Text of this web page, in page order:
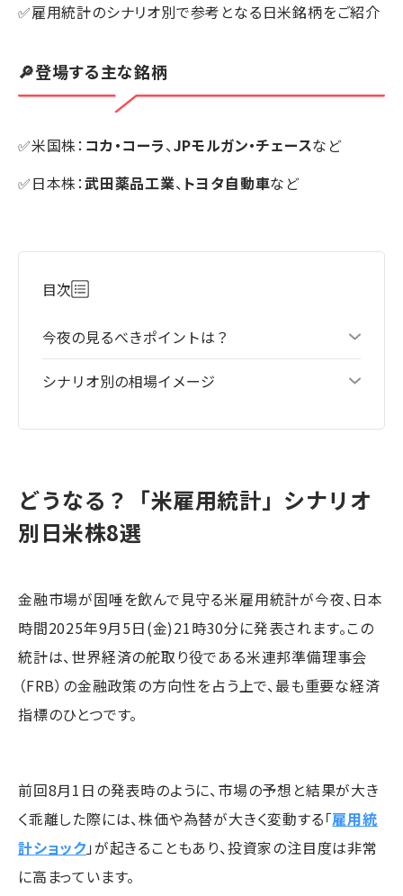
✅雇用統計のシナリオ別で参考となる日米銘柄をご紹介
🔎登場する主な銘柄
✅米国株： コカ・コーラ、JPモルガン・チェースなど
✅日本株：武田薬品工業、 トヨタ自動車など
目次
今夜の見るべきポイントは？
シナリオ別の相場イメージ
どうなる？「米雇用統計」シナリオ
別日米株8選
金融市場が固唾を飲んで見守る米雇用統計が今夜、日本
時間2025年9月5日(金)21時30分に発表されます。この
統計は、世界経済の舵取り役である米連邦準備理事会
（FRB）の金融政策の方向性を占う上で、最も重要な経済
指標のひとつです。
前回8月1日の発表時のように、市場の予想と結果が大き
く乖離した際には、株価や為替が大きく変動する「雇用統
計ショック」が起きることもあり、投資家の注目度は非常
に高まっています。